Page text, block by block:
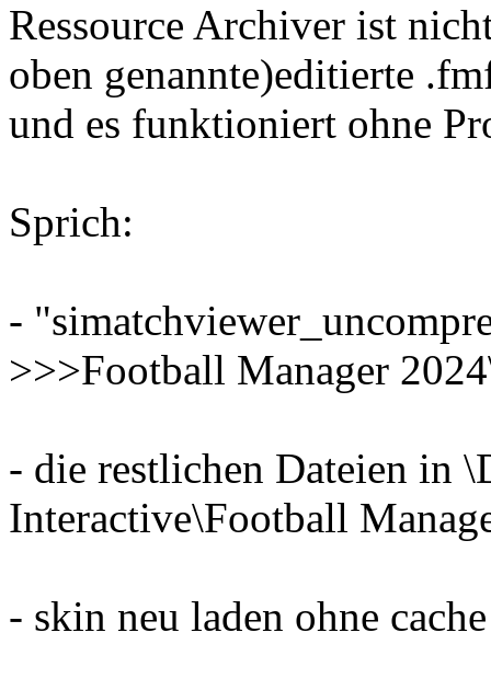
Ressource Archiver ist
oben genannte)editierte
und es funktioniert ohne
Sprich:
-
>>>Football Manager
- die restlichen Dateien in
Interactive\Football
- skin neu laden ohne